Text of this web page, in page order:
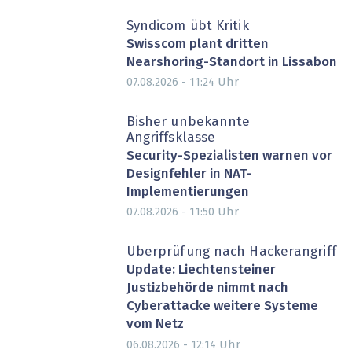
Syndicom übt Kritik
Swisscom plant dritten
Nearshoring-Standort in Lissabon
07.08.2026 - 11:24 Uhr
Bisher unbekannte
Angriffsklasse
Security-Spezialisten warnen vor
Designfehler in NAT-
Implementierungen
07.08.2026 - 11:50 Uhr
Überprüfung nach Hackerangriff
Update: Liechtensteiner
Justizbehörde nimmt nach
Cyberattacke weitere Systeme
vom Netz
06.08.2026 - 12:14 Uhr